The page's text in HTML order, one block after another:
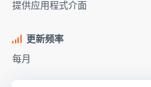
提供应用程式介面
更新频率
每月